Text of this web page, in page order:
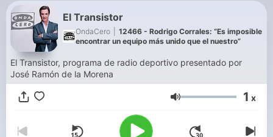
El Transistor
OndaCero
12466 - Rodrigo Corrales: “Es imposible
encontrar un equipo más unido que el nuestro”
El Transistor, programa de radio deportivo presentado por
José Ramón de la Morena
Volume 1 x